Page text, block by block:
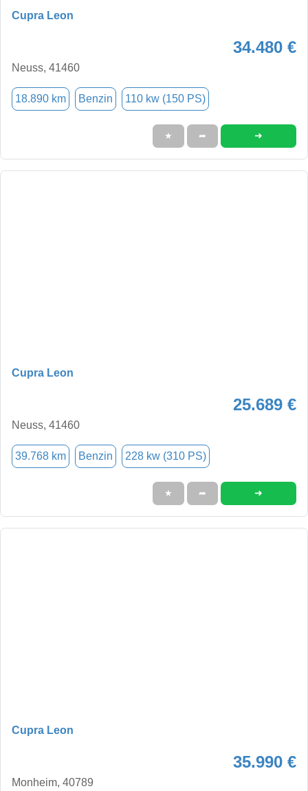
Cupra Leon
34.480 €
Neuss, 41460
18.890 km Benzin 110 kw (150 PS)
★ ➦ ➜
Cupra Leon
25.689 €
Neuss, 41460
39.768 km Benzin 228 kw (310 PS)
★ ➦ ➜
Cupra Leon
35.990 €
Monheim, 40789